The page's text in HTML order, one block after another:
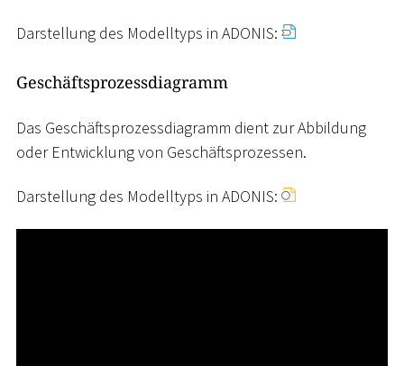
Darstellung des Modelltyps in ADONIS:
Geschäftsprozessdiagramm
Das Geschäftsprozessdiagramm dient zur Abbildung
oder Entwicklung von Geschäftsprozessen.
Darstellung des Modelltyps in ADONIS: